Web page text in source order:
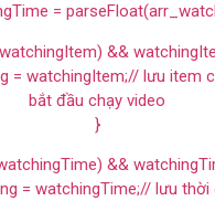
=
&&
= watchingItem;// lưu item
bắt đầu chạy video
}
&&
= watchingTime;// lưu thời